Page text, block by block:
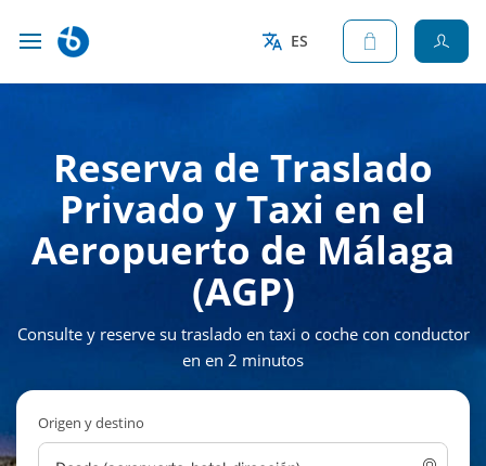
ES
Reserva de Traslado
Privado y Taxi en el
Aeropuerto de Málaga
(AGP)
Consulte y reserve su traslado en taxi o coche con conductor
en en 2 minutos
Origen y destino